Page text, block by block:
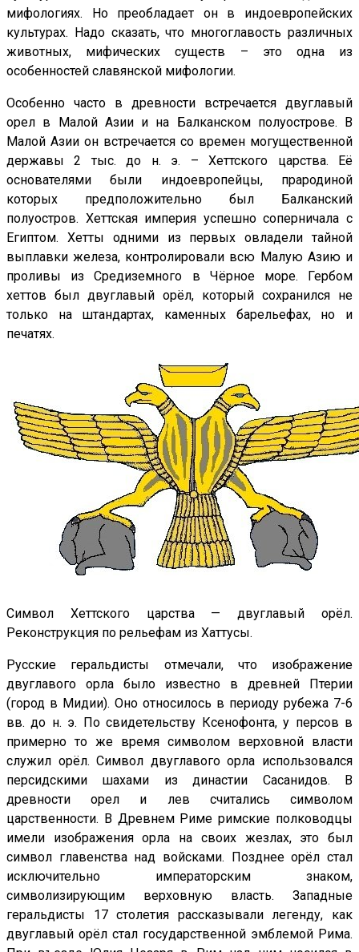
мифологиях. Но преобладает он в индоевропейских
культурах. Надо сказать, что многоглавость различных
животных, мифических существ – это одна из
особенностей славянской мифологии.
Особенно часто в древности встречается двуглавый
орел в Малой Азии и на Балканском полуострове. В
Малой Азии он встречается со времен могущественной
державы 2 тыс. до н. э. – Хеттского царства. Её
основателями были индоевропейцы, прародиной
которых предположительно был Балканский
полуостров. Хеттская империя успешно соперничала с
Египтом. Хетты одними из первых овладели тайной
выплавки железа, контролировали всю Малую Азию и
проливы из Средиземного в Чёрное море. Гербом
хеттов был двуглавый орёл, который сохранился не
только на штандартах, каменных барельефах, но и
печатях.
Символ Хеттского царства — двуглавый орёл.
Реконструкция по рельефам из Хаттусы.
Русские геральдисты отмечали, что изображение
двуглавого орла было известно в древней Птерии
(город в Мидии). Оно относилось в периоду рубежа 7-6
вв. до н. э. По свидетельству Ксенофонта, у персов в
примерно то же время символом верховной власти
служил орёл. Символ двуглавого орла использовался
персидскими шахами из династии Сасанидов. В
древности орел и лев считались символом
царственности. В Древнем Риме римские полководцы
имели изображения орла на своих жезлах, это был
символ главенства над войсками. Позднее орёл стал
исключительно императорским знаком,
символизирующим верховную власть. Западные
геральдисты 17 столетия рассказывали легенду, как
двуглавый орёл стал государственной эмблемой Рима.